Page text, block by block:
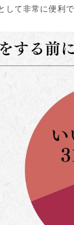
して非常に便利